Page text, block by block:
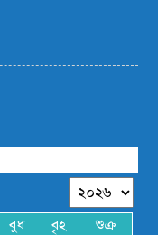
বুধ বৃহ শুক্র